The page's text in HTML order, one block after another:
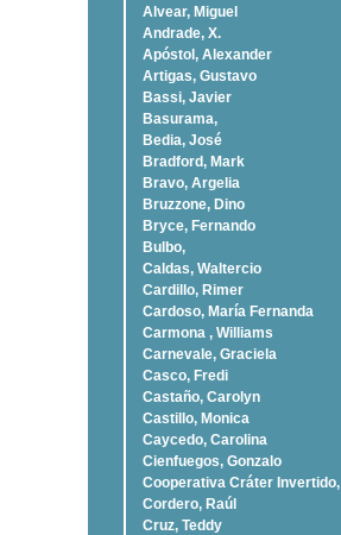
Alvear, Miguel
Andrade, X.
Apóstol, Alexander
Artigas, Gustavo
Bassi, Javier
Basurama,
Bedia, José
Bradford, Mark
Bravo, Argelia
Bruzzone, Dino
Bryce, Fernando
Bulbo,
Caldas, Waltercio
Cardillo, Rimer
Cardoso, Marí­a Fernanda
Carmona , Williams
Carnevale, Graciela
Casco, Fredi
Castaño, Carolyn
Castillo, Monica
Caycedo, Carolina
Cienfuegos, Gonzalo
Cooperativa Cráter Invertido,
Cordero, Raúl
Cruz, Teddy